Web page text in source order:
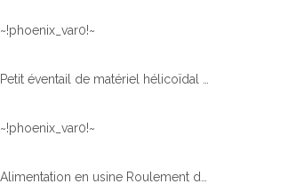
~!phoenix_var0!~
~!phoenix_var0!~